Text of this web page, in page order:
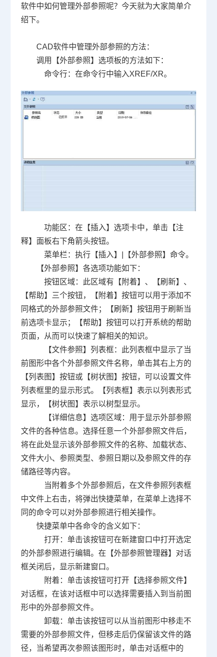
软件中如何管理外部参照呢？今天就为大家简单介
绍下。
CAD软件中管理外部参照的方法：
调用【外部参照】选项板的方法如下：
命令行：在命令行中输入XREF/XR。
功能区：在【插入】选项卡中，单击【注
释】面板右下角箭头按钮。
菜单栏：执行【插入】
【外部参照】命令。
【外部参照】各选项功能如下：
按钮区域：此区域有【附着】、【刷新】、
【帮助】三个按钮，【附着】按钮可以用于添加不
同格式的外部参照文件；【刷新】按钮用于刷新当
前选项卡显示；【帮助】按钮可以打开系统的帮助
页面，从而可以快速了解相关的知识。
【文件参照】列表框：此列表框中显示了当
前图形中各个外部参照文件名称，单击其右上方的
【列表图】按钮或【树状图】按钮，可以设置文件
列表框里的显示形式。【列表框】表示以列表形式
显示，【树状图】表示以树型显示。
【详细信息】选项区域：用于显示外部参照
文件的各种信息。选择任意一个外部参照文件后，
将在此处显示该外部参照文件的名称、加载状态、
文件大小、参照类型、参照日期以及参照文件的存
储路径等内容。
当附着多个外部参照后，在文件参照列表框
中文件上右击，将弹出快捷菜单，在菜单上选择不
同的命令可以对外部参照进行相关操作。
快捷菜单中各命令的含义如下：
打开：单击该按钮可在新建窗口中打开选定
的外部参照进行编辑。在【外部参照管理器】对话
框关闭后，显示新建窗口。
附着：单击该按钮可打开【选择参照文件】
对话框，在该对话框中可以选择需要插入到当前图
形中的外部参照文件。
卸载：单击该按钮可以从当前图形中移走不
需要的外部参照文件，但移走后仍保留该文件的路
径，当希望再次参照该图形时，单击对话框中的